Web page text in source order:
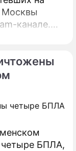
канале.
четыре БПЛА,